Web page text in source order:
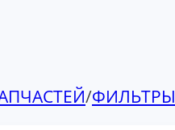
/ФИЛЬТРЫ